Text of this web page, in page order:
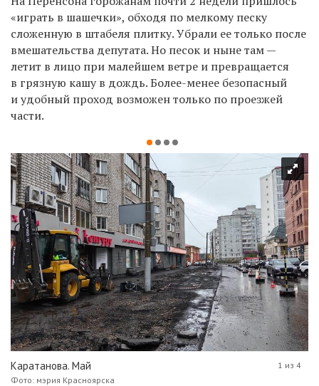
«играть в шашечки», обходя по мелкому песку
сложенную в штабеля плитку. Убрали ее только после
вмешательства депутата. Но песок и ныне там —
летит в лицо при малейшем ветре и превращается
в грязную кашу в дождь. Более-менее безопасный
и удобный проход возможен только по проезжей
части.
Каратанова. Май
Фото: мэрия Красноярска
1 из 4